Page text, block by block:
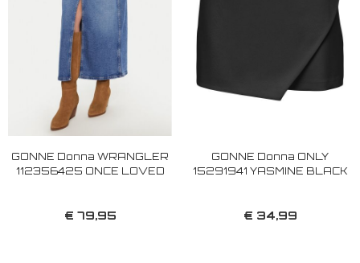
GONNE Donna WRANGLER
112356425 ONCE LOVED
€ 79,95
GONNE Donna ONLY
15291941 YASMINE BLACK
€ 34,99